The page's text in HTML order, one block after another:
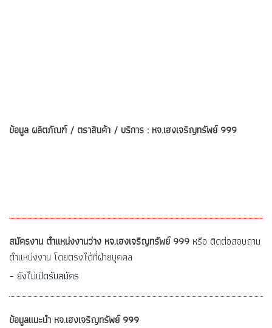
ข้อมูล ผลิตภัณฑ์ / ตราสินค้า / บริการ : หจ.เฮงเจริญทรัพย์ 999
สมัครงาน ตำแหน่งงานว่าง หจ.เฮงเจริญทรัพย์ 999 หรือ ติดต่อสอบถาม
ตำแหน่งงาน โดยตรงได้ที่ฝ่ายบุคคล
– ยังไม่เปิดรับสมัคร
ข้อมูลแนะนำ หจ.เฮงเจริญทรัพย์ 999